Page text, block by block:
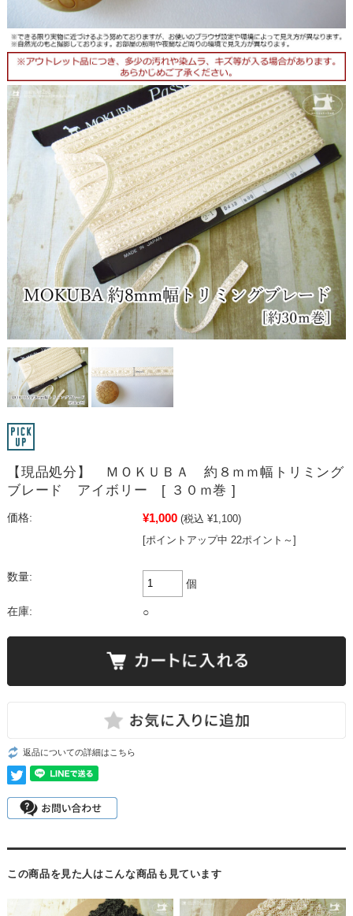
【現品処分】 ＭＯＫＵＢＡ 約８ｍｍ幅トリミング
ブレード アイボリー [ ３０ｍ巻 ]
価格: ¥1,000 (税込 ¥1,100)
[ポイントアップ中 22ポイント～]
数量:
個
在庫: ○
返品についての詳細はこちら
この商品を見た人はこんな商品も見ています